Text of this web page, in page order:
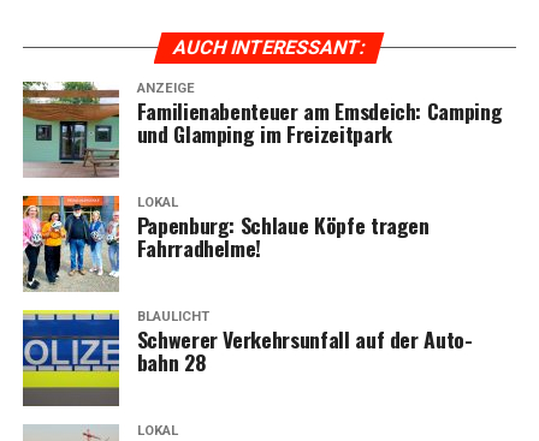
AUCH INTER­ES­SANT:
ANZEIGE
Fami­li­en­aben­teu­er am Ems­deich: Cam­ping
und Glam­ping im Freizeitpark
LOKAL
Papen­burg: Schlaue Köp­fe tra­gen
Fahrradhelme!
BLAULICHT
Schwe­rer Ver­kehrs­un­fall auf der Auto­
bahn 28
LOKAL